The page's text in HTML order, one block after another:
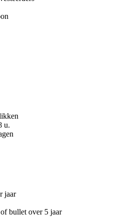
u.
jaar
bullet over 5 jaar